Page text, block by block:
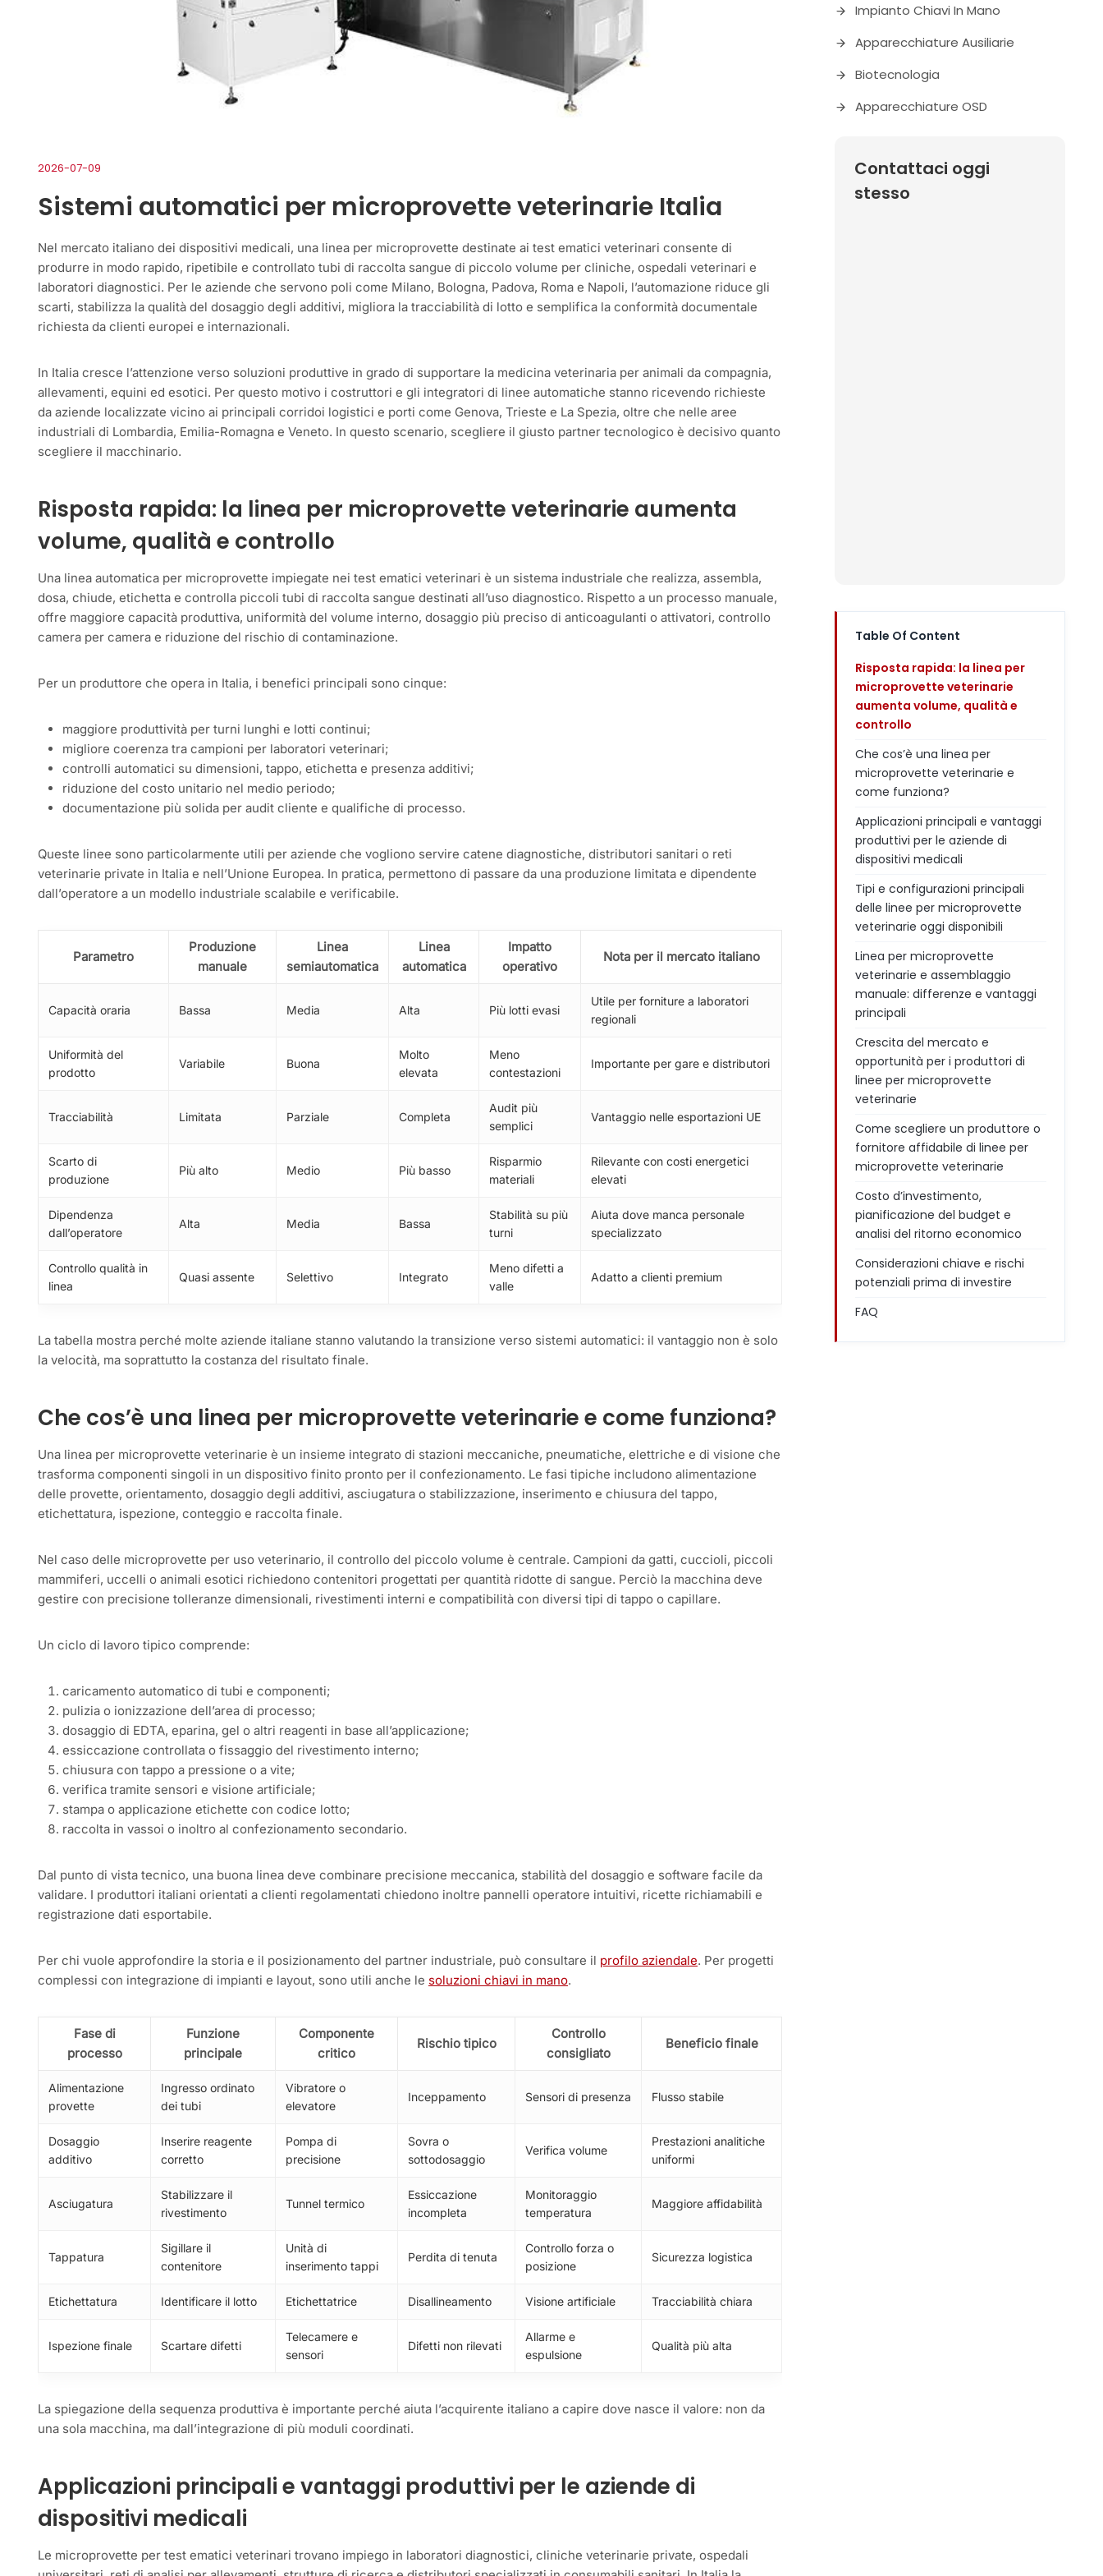
2026-07-09
Sistemi automatici per microprovette veterinarie Italia
Nel mercato italiano dei dispositivi medicali, una linea per microprovette destinate ai test ematici veterinari consente di
produrre in modo rapido, ripetibile e controllato tubi di raccolta sangue di piccolo volume per cliniche, ospedali veterinari e
laboratori diagnostici. Per le aziende che servono poli come Milano, Bologna, Padova, Roma e Napoli, l’automazione riduce gli
scarti, stabilizza la qualità del dosaggio degli additivi, migliora la tracciabilità di lotto e semplifica la conformità documentale
richiesta da clienti europei e internazionali.
In Italia cresce l’attenzione verso soluzioni produttive in grado di supportare la medicina veterinaria per animali da compagnia,
allevamenti, equini ed esotici. Per questo motivo i costruttori e gli integratori di linee automatiche stanno ricevendo richieste
da aziende localizzate vicino ai principali corridoi logistici e porti come Genova, Trieste e La Spezia, oltre che nelle aree
industriali di Lombardia, Emilia-Romagna e Veneto. In questo scenario, scegliere il giusto partner tecnologico è decisivo quanto
scegliere il macchinario.
Risposta rapida: la linea per microprovette veterinarie aumenta
volume, qualità e controllo
Una linea automatica per microprovette impiegate nei test ematici veterinari è un sistema industriale che realizza, assembla,
dosa, chiude, etichetta e controlla piccoli tubi di raccolta sangue destinati all’uso diagnostico. Rispetto a un processo manuale,
offre maggiore capacità produttiva, uniformità del volume interno, dosaggio più preciso di anticoagulanti o attivatori, controllo
camera per camera e riduzione del rischio di contaminazione.
Per un produttore che opera in Italia, i benefici principali sono cinque:
maggiore produttività per turni lunghi e lotti continui;
migliore coerenza tra campioni per laboratori veterinari;
controlli automatici su dimensioni, tappo, etichetta e presenza additivi;
riduzione del costo unitario nel medio periodo;
documentazione più solida per audit cliente e qualifiche di processo.
Queste linee sono particolarmente utili per aziende che vogliono servire catene diagnostiche, distributori sanitari o reti
veterinarie private in Italia e nell’Unione Europea. In pratica, permettono di passare da una produzione limitata e dipendente
dall’operatore a un modello industriale scalabile e verificabile.
Parametro
Produzione
manuale
Linea
semiautomatica
Linea
automatica
Impatto
operativo
Nota per il mercato italiano
Capacità oraria Bassa Media Alta Più lotti evasi
Utile per forniture a laboratori
regionali
Uniformità del
prodotto
Variabile Buona
Molto
elevata
Meno
contestazioni
Importante per gare e distributori
Tracciabilità Limitata Parziale Completa
Audit più
semplici
Vantaggio nelle esportazioni UE
Scarto di
produzione
Più alto Medio Più basso
Risparmio
materiali
Rilevante con costi energetici
elevati
Dipendenza
dall’operatore
Alta Media Bassa
Stabilità su più
turni
Aiuta dove manca personale
specializzato
Controllo qualità in
linea
Quasi assente Selettivo Integrato
Meno difetti a
valle
Adatto a clienti premium
La tabella mostra perché molte aziende italiane stanno valutando la transizione verso sistemi automatici: il vantaggio non è solo
la velocità, ma soprattutto la costanza del risultato finale.
Che cos’è una linea per microprovette veterinarie e come funziona?
Una linea per microprovette veterinarie è un insieme integrato di stazioni meccaniche, pneumatiche, elettriche e di visione che
trasforma componenti singoli in un dispositivo finito pronto per il confezionamento. Le fasi tipiche includono alimentazione
delle provette, orientamento, dosaggio degli additivi, asciugatura o stabilizzazione, inserimento e chiusura del tappo,
etichettatura, ispezione, conteggio e raccolta finale.
Nel caso delle microprovette per uso veterinario, il controllo del piccolo volume è centrale. Campioni da gatti, cuccioli, piccoli
mammiferi, uccelli o animali esotici richiedono contenitori progettati per quantità ridotte di sangue. Perciò la macchina deve
gestire con precisione tolleranze dimensionali, rivestimenti interni e compatibilità con diversi tipi di tappo o capillare.
Un ciclo di lavoro tipico comprende:
caricamento automatico di tubi e componenti;
pulizia o ionizzazione dell’area di processo;
dosaggio di EDTA, eparina, gel o altri reagenti in base all’applicazione;
essiccazione controllata o fissaggio del rivestimento interno;
chiusura con tappo a pressione o a vite;
verifica tramite sensori e visione artificiale;
stampa o applicazione etichette con codice lotto;
raccolta in vassoi o inoltro al confezionamento secondario.
Dal punto di vista tecnico, una buona linea deve combinare precisione meccanica, stabilità del dosaggio e software facile da
validare. I produttori italiani orientati a clienti regolamentati chiedono inoltre pannelli operatore intuitivi, ricette richiamabili e
registrazione dati esportabile.
Per chi vuole approfondire la storia e il posizionamento del partner industriale, può consultare il profilo aziendale. Per progetti
complessi con integrazione di impianti e layout, sono utili anche le soluzioni chiavi in mano.
Fase di
processo
Funzione
principale
Componente
critico
Rischio tipico
Controllo
consigliato
Beneficio finale
Alimentazione
provette
Ingresso ordinato
dei tubi
Vibratore o
elevatore
Inceppamento Sensori di presenza Flusso stabile
Dosaggio
additivo
Inserire reagente
corretto
Pompa di
precisione
Sovra o
sottodosaggio
Verifica volume
Prestazioni analitiche
uniformi
Asciugatura
Stabilizzare il
rivestimento
Tunnel termico
Essiccazione
incompleta
Monitoraggio
temperatura
Maggiore affidabilità
Tappatura
Sigillare il
contenitore
Unità di
inserimento tappi
Perdita di tenuta
Controllo forza o
posizione
Sicurezza logistica
Etichettatura Identificare il lotto Etichettatrice Disallineamento Visione artificiale Tracciabilità chiara
Ispezione finale Scartare difetti
Telecamere e
sensori
Difetti non rilevati
Allarme e
espulsione
Qualità più alta
La spiegazione della sequenza produttiva è importante perché aiuta l’acquirente italiano a capire dove nasce il valore: non da
una sola macchina, ma dall’integrazione di più moduli coordinati.
Applicazioni principali e vantaggi produttivi per le aziende di
dispositivi medicali
Le microprovette per test ematici veterinari trovano impiego in laboratori diagnostici, cliniche veterinarie private, ospedali
Impianto Chiavi In Mano
Apparecchiature Ausiliarie
Biotecnologia
Apparecchiature OSD
Contattaci oggi
stesso
Table Of Content
Risposta rapida: la linea per
microprovette veterinarie
aumenta volume, qualità e
controllo
Che cos’è una linea per
microprovette veterinarie e
come funziona?
Applicazioni principali e vantaggi
produttivi per le aziende di
dispositivi medicali
Tipi e configurazioni principali
delle linee per microprovette
veterinarie oggi disponibili
Linea per microprovette
veterinarie e assemblaggio
manuale: differenze e vantaggi
principali
Crescita del mercato e
opportunità per i produttori di
linee per microprovette
veterinarie
Come scegliere un produttore o
fornitore affidabile di linee per
microprovette veterinarie
Costo d’investimento,
pianificazione del budget e
analisi del ritorno economico
Considerazioni chiave e rischi
potenziali prima di investire
FAQ